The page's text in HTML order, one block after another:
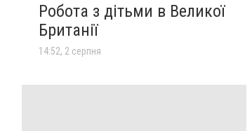
Робота з дітьми в Великої
Британії
14:52, 2 серпня